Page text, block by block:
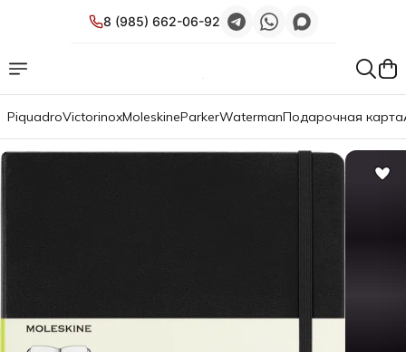
8 (985) 662-06-92
PiquadroVictorinoxMoleskineParkerWatermanПодарочная карта